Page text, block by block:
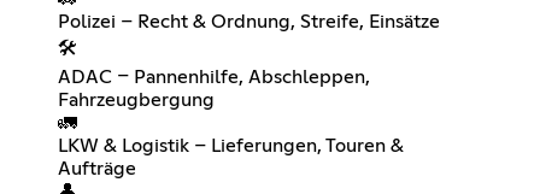
Polizei – Recht & Ordnung, Streife, Einsätze
🛠️
ADAC – Pannenhilfe, Abschleppen,
Fahrzeugbergung
🚛
LKW & Logistik – Lieferungen, Touren &
Aufträge